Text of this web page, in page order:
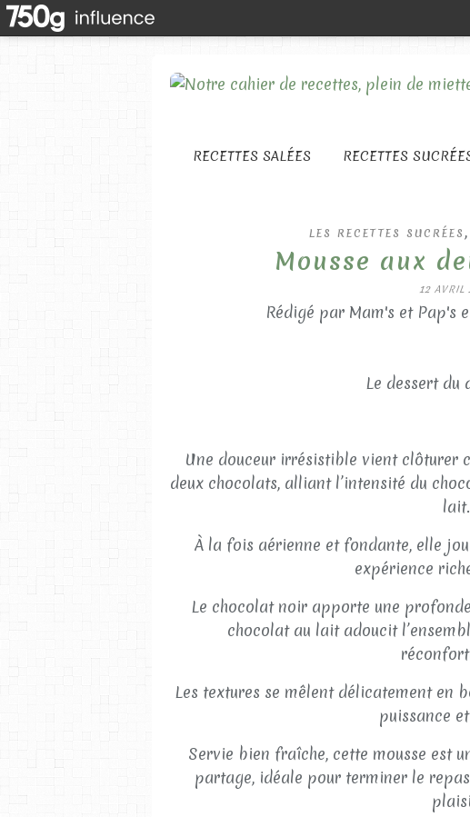
RECETTES SALÉES RECETTES
LES RECETTES SUCRÉES ,
Mousse aux
12 AVRIL
Rédigé par Mam's et Pap's
Le dessert du
Une douceur irrésistible vient clôturer
deux chocolats, alliant l’intensité du
lait.
À la fois aérienne et fondante, elle
expérience
Le chocolat noir apporte une
chocolat au lait adoucit
Les textures se mêlent délicatement en
puissance
Servie bien fraîche, cette mousse est
partage, idéale pour terminer le